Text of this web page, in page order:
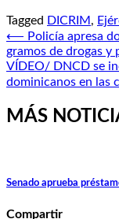
Tagged DICRIM ,
Navegación
de
entradas
⟵ Policía apresa
gramos de drogas
VÍDEO/ DNCD se
dominicanos en las
MÁS
Senado aprueba
Compartir